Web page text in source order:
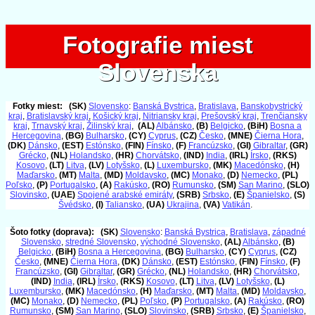
Fotografie miest
Slovenska
Fotografie miest
Slovenska
Fotky miest: (SK) Slovensko: Banská Bystrica, Bratislava, Banskobystrický
kraj, Bratislavský kraj, Košický kraj, Nitriansky kraj, Prešovský kraj, Trenčiansky
kraj, Trnavský kraj, Žilinský kraj, (AL)Albánsko, (B) Belgicko, (BiH) Bosna a
Hercegovina, (BG) Bulharsko, (CY) Cyprus, (CZ) Česko, (MNE) Čierna Hora,
(DK) Dánsko, (EST) Estónsko, (FIN) Fínsko, (F) Francúzsko, (GI) Gibraltar, (GR)
Grécko, (NL) Holandsko, (HR) Chorvátsko, (IND) India, (IRL) Írsko, (RKS)
Kosovo, (LT) Litva, (LV) Lotyšsko, (L) Luxembursko, (MK) Macedónsko, (H)
Maďarsko, (MT) Malta, (MD) Moldavsko, (MC) Monako, (D) Nemecko, (PL)
Poľsko, (P) Portugalsko, (A) Rakúsko, (RO) Rumunsko, (SM) San Marino, (SLO)
Slovinsko, (UAE) Spojené arabské emiráty, (SRB) Srbsko, (E) Španielsko, (S)
Švédsko, (I) Taliansko, (UA) Ukrajina, (VA) Vatikán.
Šoto fotky (doprava): (SK) Slovensko: Banská Bystrica, Bratislava, západné
Slovensko, stredné Slovensko, východné Slovensko, (AL)Albánsko, (B)
Belgicko, (BiH) Bosna a Hercegovina, (BG) Bulharsko, (CY) Cyprus, (CZ)
Česko, (MNE) Čierna Hora, (DK) Dánsko, (EST) Estónsko, (FIN) Fínsko, (F)
Francúzsko, (GI) Gibraltar, (GR) Grécko, (NL) Holandsko, (HR) Chorvátsko,
(IND) India, (IRL) Írsko, (RKS) Kosovo, (LT) Litva, (LV) Lotyšsko, (L)
Luxembursko, (MK) Macedónsko, (H) Maďarsko, (MT) Malta, (MD) Moldavsko,
(MC) Monako, (D) Nemecko, (PL) Poľsko, (P) Portugalsko, (A) Rakúsko, (RO)
Rumunsko, (SM) San Marino, (SLO) Slovinsko, (SRB) Srbsko, (E) Španielsko,